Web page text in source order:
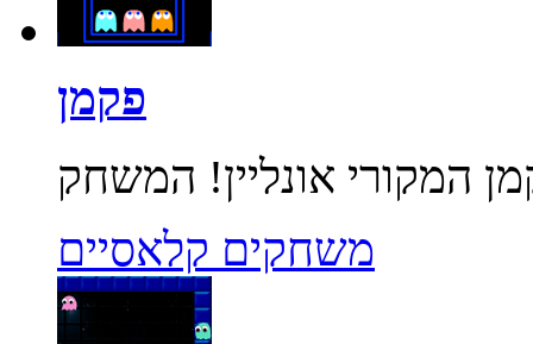
פקמן
משחקים קלאסיים